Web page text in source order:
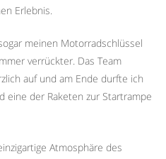
Erlebnis.
meinen Motorradschlüssel
verrückter. Das Team
auf und am Ende durfte ich
eine der Raketen zur Startrampe
Atmosphäre des